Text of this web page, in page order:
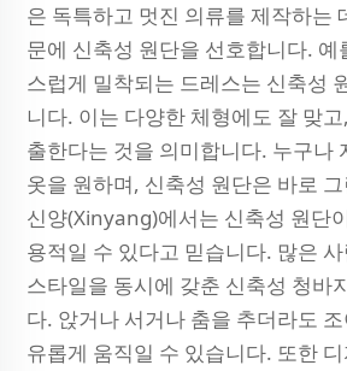
은 독특하고 멋진 의류를 제작하는
문에 신축성 원단을 선호합니다. 예
스럽게 밀착되는 드레스는 신축성
니다. 이는 다양한 체형에도 잘 맞
출한다는 것을 의미합니다. 누구나
옷을 원하며, 신축성 원단은 바로
신양(Xinyang)에서는 신축성 원단
용적일 수 있다고 믿습니다. 많은
스타일을 동시에 갖춘 신축성 청바
다. 앉거나 서거나 춤을 추더라도
유롭게 움직일 수 있습니다. 또한